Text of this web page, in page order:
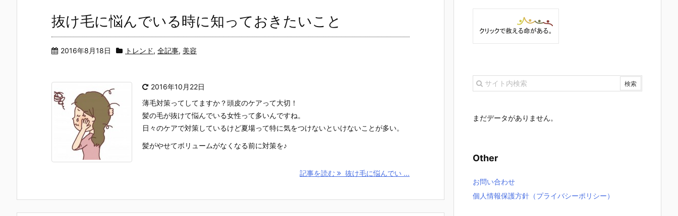
抜け毛に悩んでいる時に知っておきたいこと
2016年8月18日 トレンド, 全記事, 美容
2016年10月22日
薄毛対策ってしてますか？頭皮のケアって大切！
髪の毛が抜けて悩んでいる女性って多いんですね。
日々のケアで対策しているけど夏場って特に気をつけないといけないことが多い。
髪がやせてボリュームがなくなる前に対策を♪
記事を読む 抜け毛に悩んでい ...
まだデータがありません。
Other
お問い合わせ
個人情報保護方針（プライバシーポリシー）